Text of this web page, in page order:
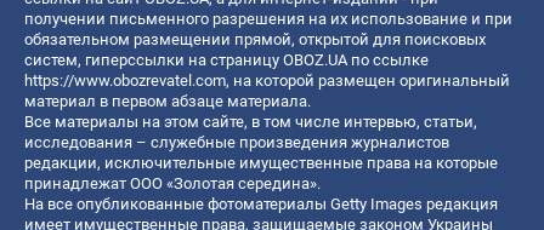
получении письменного разрешения на их использование и при
обязательном размещении прямой, открытой для поисковых
систем, гиперссылки на страницу OBOZ.UA по ссылке
https://www.obozrevatel.com, на которой размещен оригинальный
материал в первом абзаце материала.
Все материалы на этом сайте, в том числе интервью, статьи,
исследования – служебные произведения журналистов
редакции, исключительные имущественные права на которые
принадлежат ООО «Золотая середина».
На все опубликованные фотоматериалы Getty Images редакция
имеет имущественные права, защищаемые законом Украины